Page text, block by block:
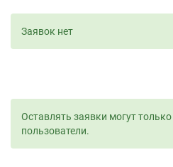
Заявок нет
Оставлять заявки могут только
пользователи.